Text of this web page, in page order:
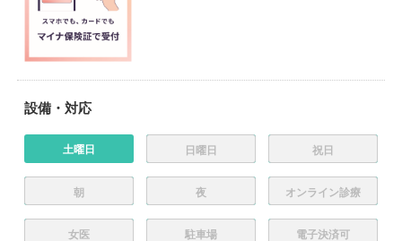
設備・対応
土曜日 日曜日 祝日
朝 夜 オンライン診療
女医 駐車場 電子決済可